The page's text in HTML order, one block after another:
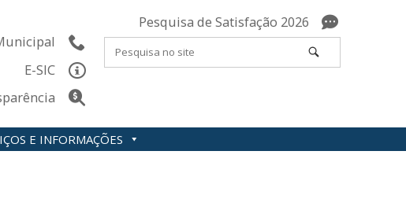
E-SIC
Pesquisa de Satisfação 2026
E INFORMAÇÕES